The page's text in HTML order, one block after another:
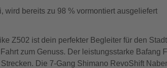
wird bereits zu 98 % vormontiert ausgeliefert
Z502 ist dein perfekter Begleiter für den
zum Genuss. Der leistungsstarke
Die 7-Gang Shimano RevoShift